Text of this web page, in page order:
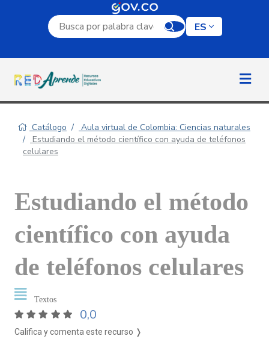
Campo de búsqueda por palabra clave
ES
Catálogo
Aula virtual de Colombia: Ciencias naturales
Estudiando el método científico con ayuda de teléfonos
celulares
Estudiando el método
científico con ayuda
de teléfonos celulares
Textos
0,0
Califica y comenta este recurso ❭